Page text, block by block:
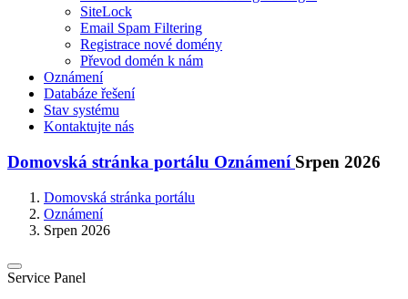
SiteLock
Email Spam Filtering
Registrace nové domény
Převod domén k nám
Oznámení
Databáze řešení
Stav systému
Kontaktujte nás
Domovská stránka portálu Oznámení Srpen 2026
Domovská stránka portálu
Oznámení
Srpen 2026
Service Panel